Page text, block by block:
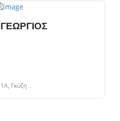
Αττική, Ελλάδα